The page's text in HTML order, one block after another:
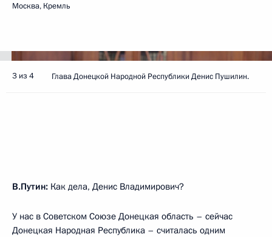
Москва, Кремль
3 из 4 Глава Донецкой Народной Республики Денис Пушилин.
В.Путин: Как дела, Денис Владимирович?
У нас в Советском Союзе Донецкая область – сейчас
Донецкая Народная Республика – считалась одним